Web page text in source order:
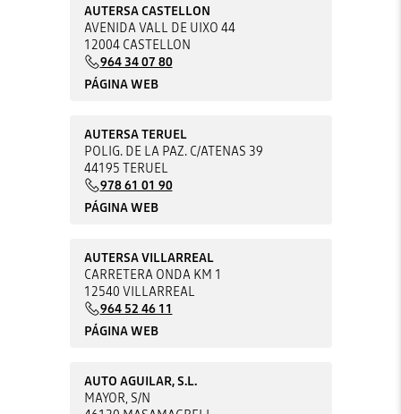
AUTERSA CASTELLON
AVENIDA VALL DE UIXO 44
12004 CASTELLON
964 34 07 80
PÁGINA WEB
AUTERSA TERUEL
POLIG. DE LA PAZ. C/ATENAS 39
44195 TERUEL
978 61 01 90
PÁGINA WEB
AUTERSA VILLARREAL
CARRETERA ONDA KM 1
12540 VILLARREAL
964 52 46 11
PÁGINA WEB
AUTO AGUILAR, S.L.
MAYOR, S/N